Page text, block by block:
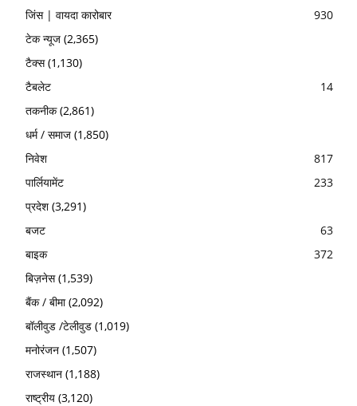
जिंस | वायदा कारोबार
930
टेक न्यूज (2,365)
टैक्स(1,130)
टैबलेट
14
तकनीक(2,861)
धर्म / समाज (1,850)
निवेश
817
पार्लियामेंट
233
प्रदेश(3,291)
बजट
63
बाइक
372
बिज़नेस(1,539)
बैंक / बीमा(2,092)
बॉलीवुड /टेलीवुड (1,019)
मनोरंजन (1,507)
राजस्थान (1,188)
राष्ट्रीय (3,120)